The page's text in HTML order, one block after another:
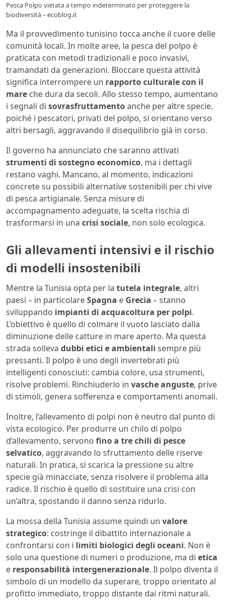
Pesca Polpo vietata a tempo indeterminato per proteggere la
biodiversità – ecoblog.it
Ma il provvedimento tunisino tocca anche il cuore delle
comunità locali. In molte aree, la pesca del polpo è
praticata con metodi tradizionali e poco invasivi,
tramandati da generazioni. Bloccare questa attività
significa interrompere un rapporto culturale con il
mare che dura da secoli. Allo stesso tempo, aumentano
i segnali di sovrasfruttamentoanche per altre specie,
poiché i pescatori, privati del polpo, si orientano verso
altri bersagli, aggravando il disequilibrio già in corso.
Il governo ha annunciato che saranno attivati
strumenti di sostegno economico, ma i dettagli
restano vaghi. Mancano, al momento, indicazioni
concrete su possibili alternative sostenibili per chi vive
di pesca artigianale. Senza misure di
accompagnamento adeguate, la scelta rischia di
trasformarsi in una crisi sociale, non solo ecologica.
Gli allevamenti intensivi e il rischio
di modelli insostenibili
Mentre la Tunisia opta per la tutela integrale, altri
paesi – in particolareSpagna e Grecia – stanno
sviluppando impianti di acquacoltura per polpi.
L’obiettivo è quello di colmare il vuoto lasciato dalla
diminuzione delle catture in mare aperto. Ma questa
strada solleva dubbi etici e ambientali sempre più
pressanti. Il polpo è uno degli invertebrati più
intelligenti conosciuti: cambia colore, usa strumenti,
risolve problemi. Rinchiuderlo in vasche anguste, prive
di stimoli, genera sofferenza e comportamenti anomali.
Inoltre, l’allevamento di polpi non è neutro dal punto di
vista ecologico. Per produrre un chilo di polpo
d’allevamento, servono fino a tre chili di pesce
selvatico, aggravando lo sfruttamento delle riserve
naturali. In pratica, si scarica la pressione su altre
specie già minacciate, senza risolvere il problema alla
radice. Il rischio è quello di sostituire una crisi con
un’altra, spostando il danno senza ridurlo.
La mossa della Tunisia assume quindi un valore
strategico: costringe il dibattito internazionale a
confrontarsi con i limiti biologici degli oceani. Non è
solo una questione di numeri o produzione, ma di etica
e responsabilità intergenerazionale. Il polpo diventa il
simbolo di un modello da superare, troppo orientato al
profitto immediato, troppo distante dai ritmi naturali.